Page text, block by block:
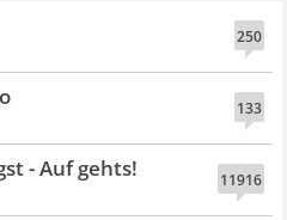
250
133
11916
- Auf gehts!